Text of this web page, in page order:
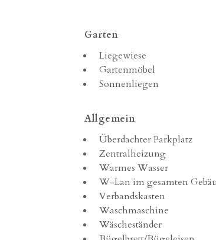
Garten
Liegewiese
Gartenmöbel
Sonnenliegen
Allgemein
Überdachter Parkplatz
Zentralheizung
Warmes Wasser
W-Lan im gesamten
Verbandskasten
Waschmaschine
Wäscheständer